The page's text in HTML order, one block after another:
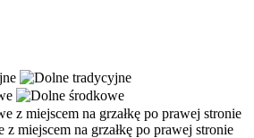
z miejscem na grzałkę po prawej stronie